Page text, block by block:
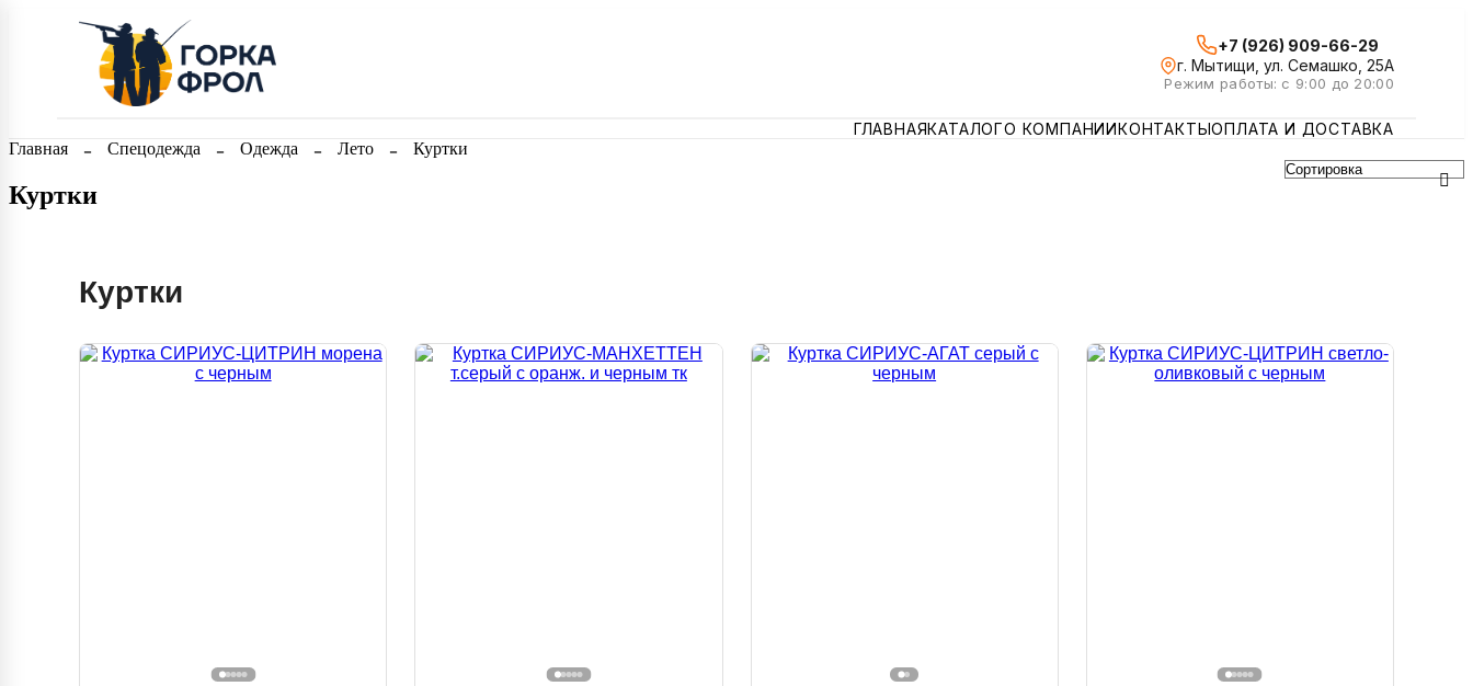
+7 (926) 909-66-29
г. Мытищи, ул. Семашко, 25А
Режим работы: с 9:00 до 20:00
ГЛАВНАЯКАТАЛОГО КОМПАНИИКОНТАКТЫОПЛАТА И ДОСТАВКА
Главная
Спецодежда Одежда Лето Куртки
Куртки
Куртки